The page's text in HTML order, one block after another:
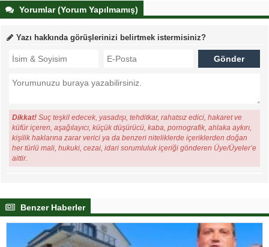
Yorumlar (Yorum Yapılmamış)
Yazı hakkında görüşlerinizi belirtmek istermisiniz?
Dikkat! Suç teşkil edecek, yasadışı, tehditkar, rahatsız edici, hakaret ve
küfür içeren, aşağılayıcı, küçük düşürücü, kaba, pornografik, ahlaka aykırı,
kişilik haklarına zarar verici ya da benzeri niteliklerde içeriklerden doğan
her türlü mali, hukuki, cezai, idari sorumluluk içeriği gönderen Üye/Üyeler’e
aittir.
Benzer Haberler